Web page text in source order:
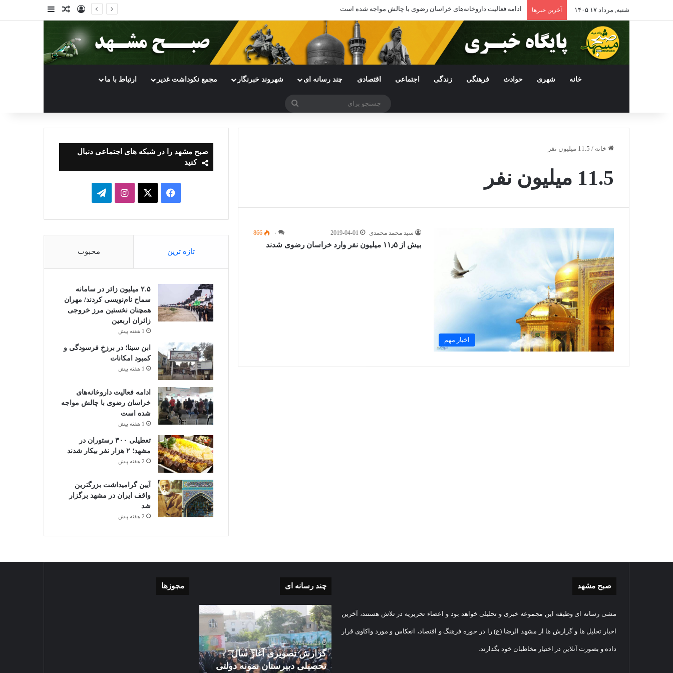
شنبه, مرداد ۱۷ ۱۴۰۵ آخرین خبرها ادامه فعالیت داروخانه‌های خراسان رضوی با چالش مواجه شده است ورودنوشته تصادفی
سایدبار
خانه شهری حوادث فرهنگی زندگی اجتماعی اقتصادی چند رسانه ای شهروند خبرنگار مجمع نکوداشت غدیر ارتباط با ما
جستجو
خانه / 11.5 میلیون نفر
11.5 میلیون نفر
اخبار مهم
سید محمد محمدی 2019-04-01 ۰ 866
بیش از ۱۱٫۵ میلیون نفر وارد خراسان رضوی شدند
صبح مشهد را در شبکه های اجتماعی دنبال
کنید
فیسبوک ایکساینستاگرامتلگرام
تازه ترین محبوب
۲.۵ میلیون زائر در سامانه
سماح نام‌نویسی کردند/ مهران
همچنان نخستین مرز خروجی
زائران اربعین
1 هفته پیش
ابن سینا؛ در برزخِ فرسودگی و
کمبود امکانات
1 هفته پیش
ادامه فعالیت داروخانه‌های
خراسان رضوی با چالش مواجه
شده است
1 هفته پیش
تعطیلی ۳۰۰ رستوران در
مشهد؛ ۲ هزار نفر بیکار شدند
2 هفته پیش
آیین گرامیداشت بزرگترین
واقف ایران در مشهد برگزار
شد
2 هفته پیش
صبح مشهد
مشی رسانه ای وظیفه این مجموعه خبری و تحلیلی خواهد بود و اعضاء تحریریه در تلاش هستند، آخرین
اخبار تحلیل ها و گزارش ها از مشهد الرضا (ع) را در حوزه فرهنگ و اقتصاد، انعکاس و مورد واکاوی قرار
داده و بصورت آنلاین در اختیار مخاطبان خود بگذارند.
چند رسانه ای
غبارروبی
نورانی
رضا(علیه
تصویری
تشییع
گزارش
تصویری
آغاز
سال
تحصیلی
دبیرستان
2024-09-23
گزارش تصویری آغاز سال
تحصیلی دبیرستان نمونه دولتی
مجوزها